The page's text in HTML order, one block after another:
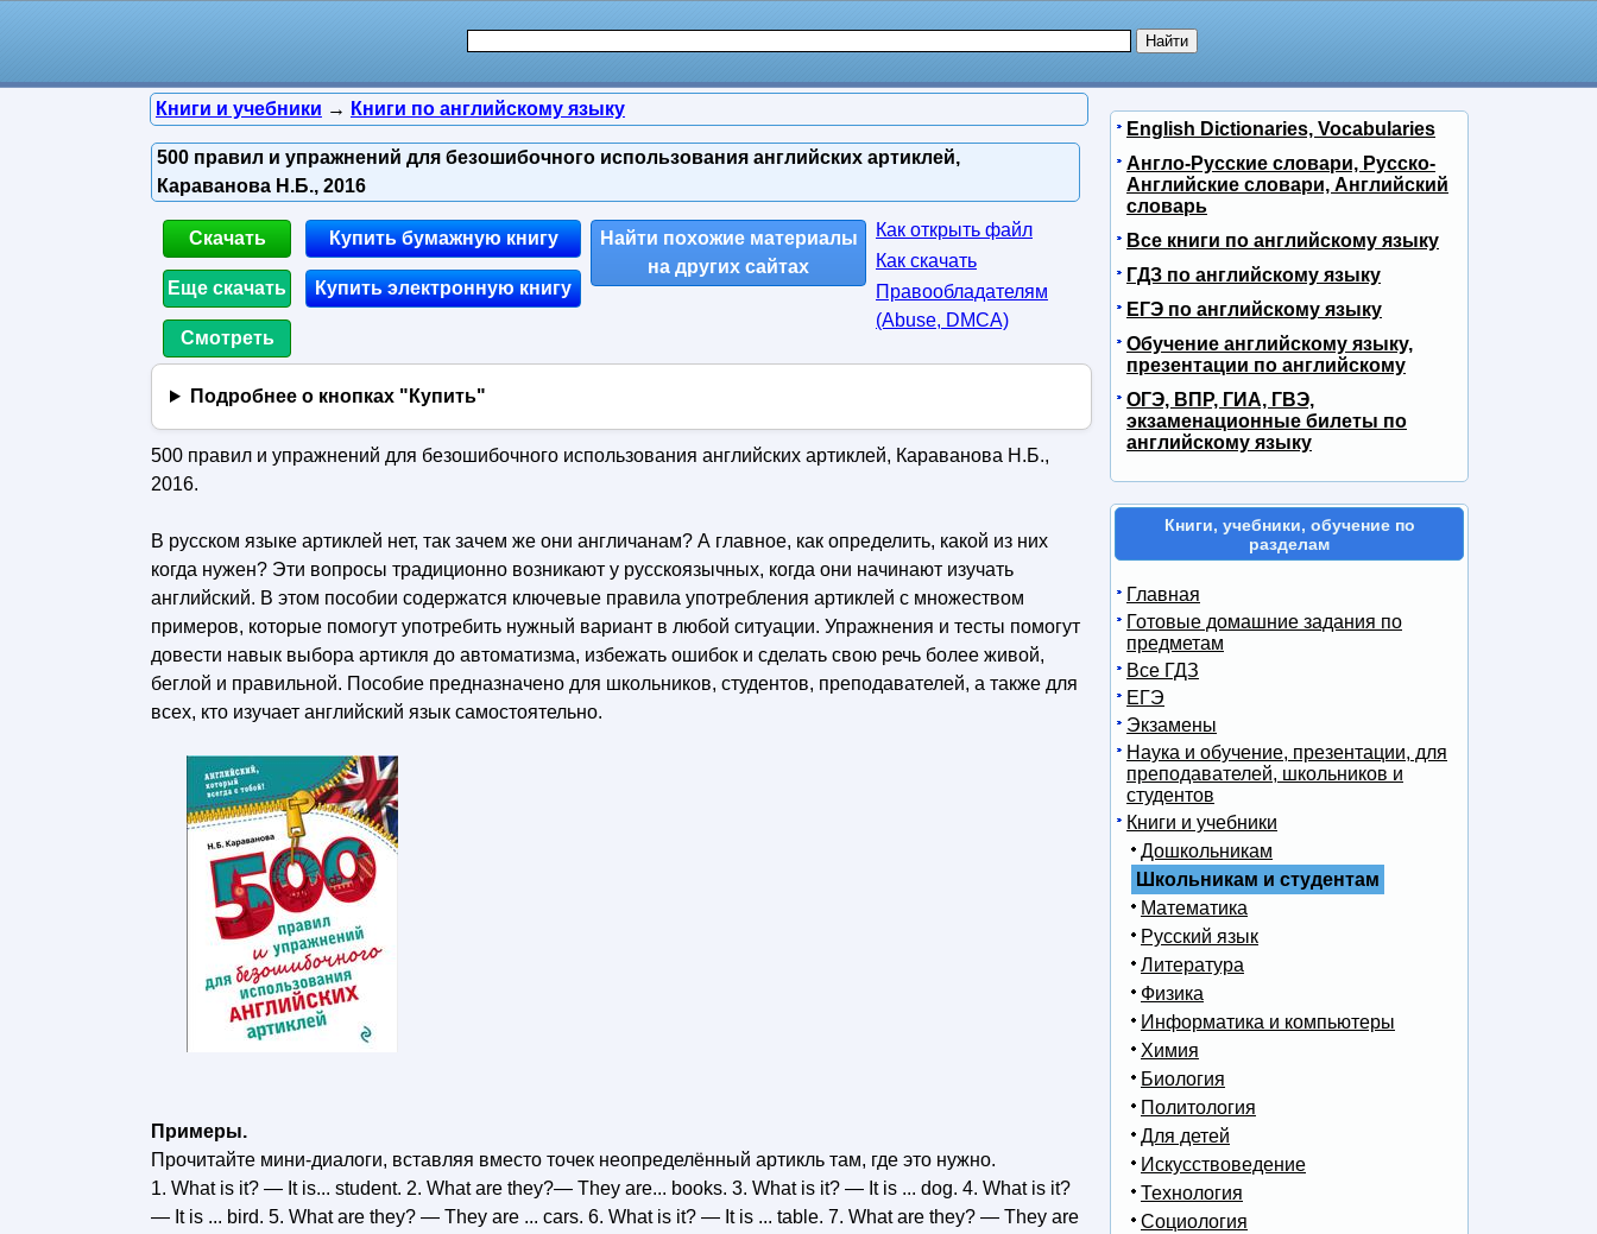
Книги и учебники → Книги по английскому языку
500 правил и упражнений для безошибочного использования английских артиклей,
Караванова Н.Б., 2016
Скачать
Еще скачать
Смотреть
Купить бумажную книгу
Купить электронную книгу
Найти похожие материалы
на других сайтах
Как открыть файл
Как скачать
Правообладателям
(Abuse, DMСA)
Подробнее о кнопках "Купить"
500 правил и упражнений для безошибочного использования английских артиклей, Караванова Н.Б.,
2016.
В русском языке артиклей нет, так зачем же они англичанам? А главное, как определить, какой из них
когда нужен? Эти вопросы традиционно возникают у русскоязычных, когда они начинают изучать
английский. В этом пособии содержатся ключевые правила употребления артиклей с множеством
примеров, которые помогут употребить нужный вариант в любой ситуации. Упражнения и тесты помогут
довести навык выбора артикля до автоматизма, избежать ошибок и сделать свою речь более живой,
беглой и правильной. Пособие предназначено для школьников, студентов, преподавателей, а также для
всех, кто изучает английский язык самостоятельно.
Примеры.
Прочитайте мини-диалоги, вставляя вместо точек неопределённый артикль там, где это нужно.
1. What is it? — It is... student. 2. What are they?— They are... books. 3. What is it? — It is ... dog. 4. What is it?
— It is ... bird. 5. What are they? — They are ... cars. 6. What is it? — It is ... table. 7. What are they? — They are
English Dictionaries, Vocabularies
Англо-Русские словари, Русско-
Английские словари, Английский
словарь
Все книги по английскому языку
ГДЗ по английскому языку
ЕГЭ по английскому языку
Обучение английскому языку,
презентации по английскому
ОГЭ, ВПР, ГИА, ГВЭ,
экзаменационные билеты по
английскому языку
Книги, учебники, обучение по
разделам
Главная
Готовые домашние задания по
предметам
Все ГДЗ
ЕГЭ
Экзамены
Наука и обучение, презентации, для
преподавателей, школьников и
студентов
Книги и учебники
Дошкольникам
Школьникам и студентам
Математика
Русский язык
Литература
Физика
Информатика и компьютеры
Химия
Биология
Политология
Для детей
Искусствоведение
Технология
Социология